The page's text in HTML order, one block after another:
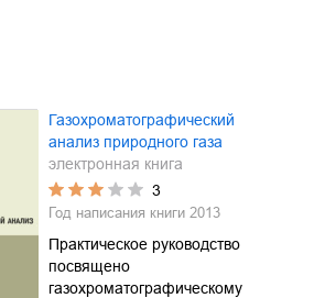
Газохроматографический
анализ природного газа
электронная книга
3
Год написания книги 2013
Практическое руководство
посвящено
газохроматографическому